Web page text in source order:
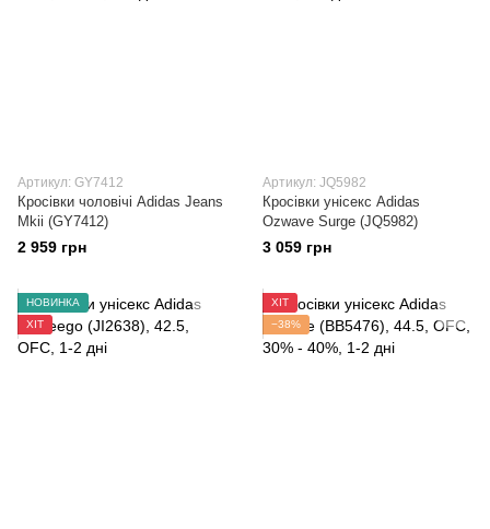
Артикул: GY7412
Кросівки чоловічі Adidas Jeans
Mkii (GY7412)
2 959 грн
Артикул: JQ5982
Кросівки унісекс Adidas
Ozwave Surge (JQ5982)
3 059 грн
НОВИНКА
ХІТ
ХІТ
−38%